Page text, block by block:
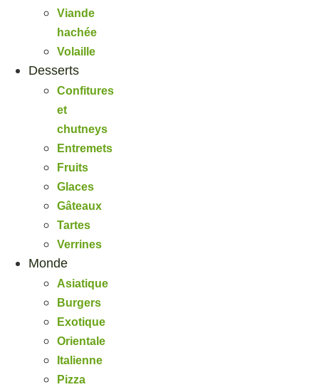
Viande
hachée
Volaille
Desserts
Confitures
et
chutneys
Entremets
Fruits
Glaces
Gâteaux
Tartes
Verrines
Monde
Asiatique
Burgers
Exotique
Orientale
Italienne
Pizza